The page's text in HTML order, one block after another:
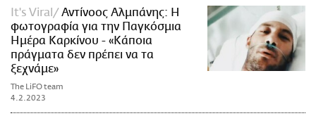
It's Viral
Αντίνοος Αλμπάνης: Η
φωτογραφία για την Παγκόσμια
Ημέρα Καρκίνου - «Κάποια
πράγματα δεν πρέπει να τα
ξεχνάμε»
The LiFO team
4.2.2023